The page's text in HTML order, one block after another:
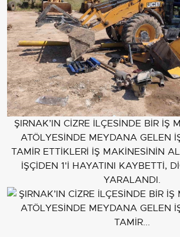
ŞIRNAK’IN CİZRE İLÇESİNDE BİR İŞ
ATÖLYESİNDE MEYDANA GELEN
TAMİR ETTİKLERİ İŞ MAKİNESİNİN
İŞÇİDEN 1'İ HAYATINI KAYBETTİ,
YARALANDI.